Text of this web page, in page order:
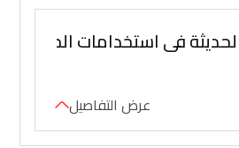
الحديثة في استخدامات الحاسب
عرض التفاصيل